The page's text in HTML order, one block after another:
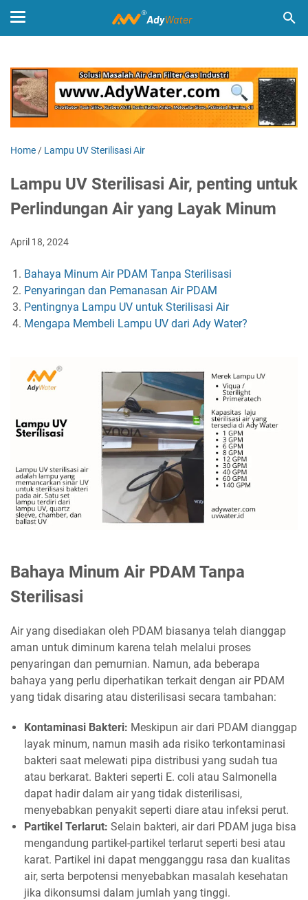
Home / Lampu UV Sterilisasi Air
Lampu UV Sterilisasi Air, penting untuk
Perlindungan Air yang Layak Minum
April 18, 2024
Bahaya Minum Air PDAM Tanpa Sterilisasi
Penyaringan dan Pemanasan Air PDAM
Pentingnya Lampu UV untuk Sterilisasi Air
Mengapa Membeli Lampu UV dari Ady Water?
Bahaya Minum Air PDAM Tanpa
Sterilisasi
Air yang disediakan oleh PDAM biasanya telah dianggap
aman untuk diminum karena telah melalui proses
penyaringan dan pemurnian. Namun, ada beberapa
bahaya yang perlu diperhatikan terkait dengan air PDAM
yang tidak disaring atau disterilisasi secara tambahan:
Kontaminasi Bakteri: Meskipun air dari PDAM dianggap
layak minum, namun masih ada risiko terkontaminasi
bakteri saat melewati pipa distribusi yang sudah tua
atau berkarat. Bakteri seperti E. coli atau Salmonella
dapat hadir dalam air yang tidak disterilisasi,
menyebabkan penyakit seperti diare atau infeksi perut.
Partikel Terlarut: Selain bakteri, air dari PDAM juga bisa
mengandung partikel-partikel terlarut seperti besi atau
karat. Partikel ini dapat mengganggu rasa dan kualitas
air, serta berpotensi menyebabkan masalah kesehatan
jika dikonsumsi dalam jumlah yang tinggi.